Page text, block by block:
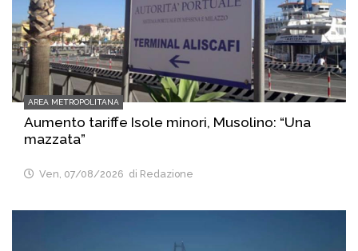
AREA METROPOLITANA
Aumento tariffe Isole minori, Musolino: “Una
mazzata”
Ven, 07/08/2026 di Redazione